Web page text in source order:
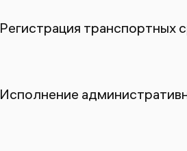
Регистрация транспортных
Исполнение